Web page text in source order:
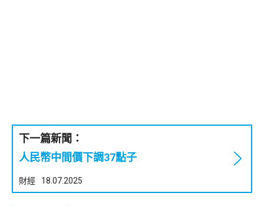
下一篇新聞：
人民幣中間價下調37點子
財經 18.07.2025